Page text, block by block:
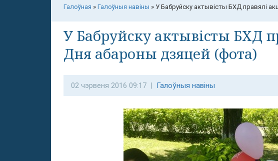
Галоўная » Галоўныя навіны » У Бабруйску актывісты БХД правялі
У Бабруйску актывісты БХД
Дня абароны дзяцей (фота)
02 чэрвеня 2016 09:17 | Галоўныя навіны